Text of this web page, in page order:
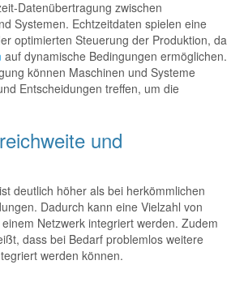
Datenübertragung zwischen
Systemen. Echtzeitdaten spielen eine
optimierten Steuerung der Produktion, da
auf dynamische Bedingungen ermöglichen.
können Maschinen und Systeme
Entscheidungen treffen, um die
und
deutlich höher als bei herkömmlichen
Dadurch kann eine Vielzahl von
Netzwerk integriert werden. Zudem
dass bei Bedarf problemlos weitere
werden können.